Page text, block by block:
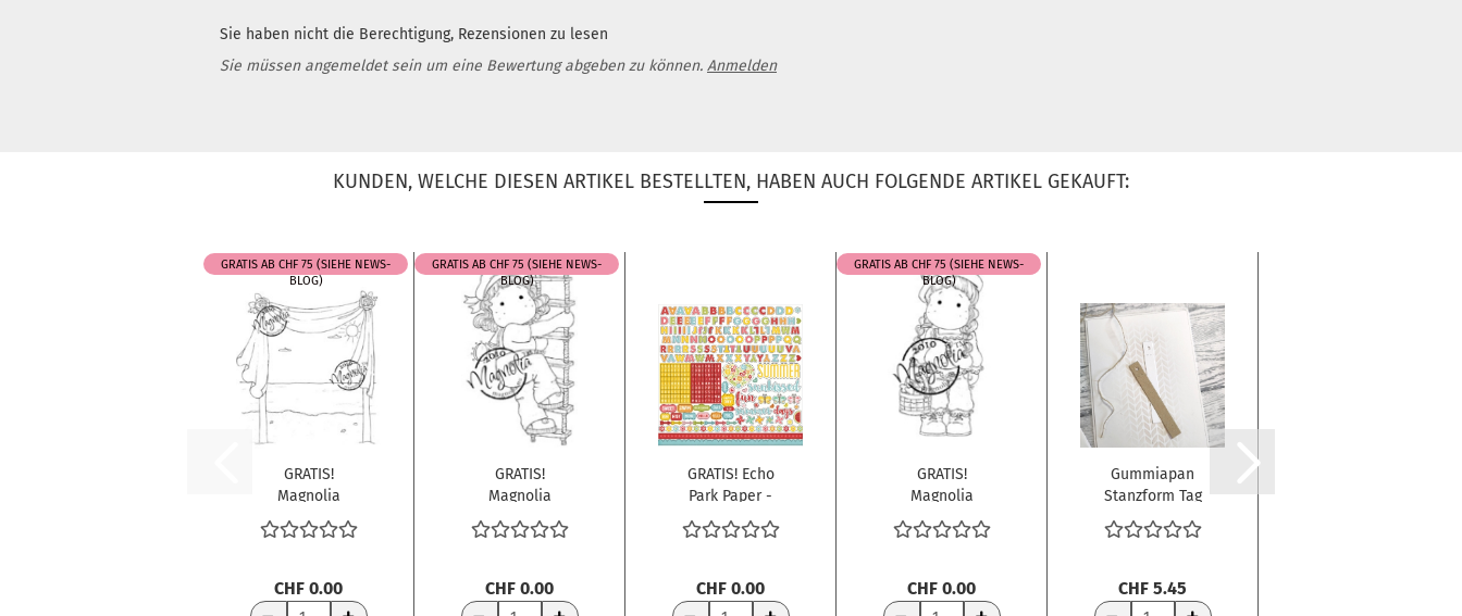
Sie haben nicht die Berechtigung, Rezensionen zu lesen
Sie müssen angemeldet sein um eine Bewertung abgeben zu können. Anmelden
KUNDEN, WELCHE DIESEN ARTIKEL BESTELLTEN, HABEN AUCH FOLGENDE ARTIKEL GEKAUFT:
GRATIS AB CHF 75 (SIEHE NEWS-
BLOG)
GRATIS!
Magnolia
Clingstempel
Wedding
CHF 0.00
GRATIS AB CHF 75 (SIEHE NEWS-
BLOG)
GRATIS!
Magnolia
Clingstempel
Bon Voyage...
CHF 0.00
GRATIS! Echo
Park Paper -
Stickerbogen
Happy...
CHF 0.00
GRATIS AB CHF 75 (SIEHE NEWS-
BLOG)
GRATIS!
Magnolia
Clingstempel
Gingerbread...
CHF 0.00
Gummiapan
Stanzform Tag
mit Stern
7.8x1.0cm...
CHF 5.45